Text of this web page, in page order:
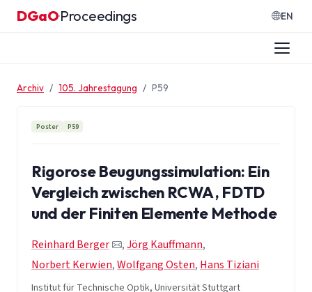
Zum Inhalt springen
DGaO·Proceedings EN
Archiv 105. Jahrestagung P59
Poster P59
Rigorose Beugungssimulation: Ein
Vergleich zwischen RCWA , FDTD
und der Finiten Elemente Methode
Reinhard Berger ,Jörg Kauffmann,
Norbert Kerwien,Wolfgang Osten, Hans Tiziani
Institut für Technische Optik, Universität Stuttgart